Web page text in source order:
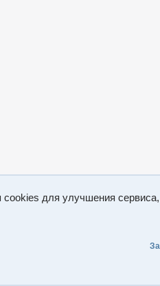
cookies для улучшения